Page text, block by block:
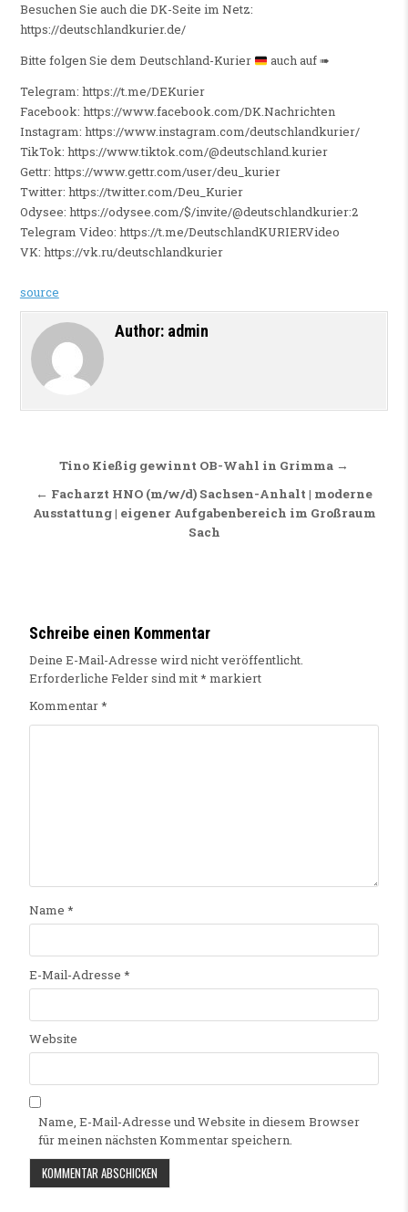
Besuchen Sie auch die DK-Seite im Netz:
https://deutschlandkurier.de/
Bitte folgen Sie dem Deutschland-Kurier
auch auf ➠
Telegram: https://t.me/DEKurier
Facebook: https://www.facebook.com/DK.Nachrichten
Instagram: https://www.instagram.com/deutschlandkurier/
TikTok: https://www.tiktok.com/@deutschland.kurier
Gettr: https://www.gettr.com/user/deu_kurier
Twitter: https://twitter.com/Deu_Kurier
Odysee: https://odysee.com/$/invite/@deutschlandkurier:2
Telegram Video: https://t.me/DeutschlandKURIERVideo
VK: https://vk.ru/deutschlandkurier
source
Author: admin
Beitragsnavigation
Tino Kießig gewinnt OB-Wahl in Grimma →
← Facharzt HNO (m/w/d) Sachsen-Anhalt | moderne
Ausstattung | eigener Aufgabenbereich im Großraum
Sach
Schreibe einen Kommentar
Deine E-Mail-Adresse wird nicht veröffentlicht.
Erforderliche Felder sind mit* markiert
Kommentar*
Name *
E-Mail-Adresse *
Website
Name, E-Mail-Adresse und Website in diesem Browser
für meinen nächsten Kommentar speichern.